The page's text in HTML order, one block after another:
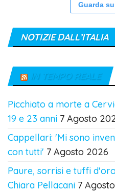
Guarda
NOTIZIE DALL’ITALIA
IN TEMPO REALE
Picchiato a morte a
19 e 23 anni 7 Agosto
Cappellari: 'Mi sono
con tutti' 7 Agosto 2026
Paure, sorrisi e tuffi
Chiara Pellacani 7